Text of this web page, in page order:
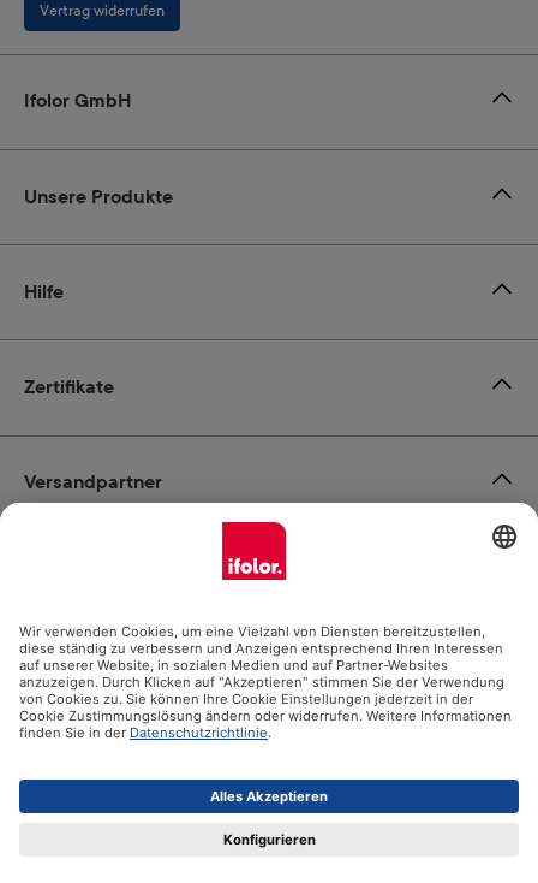
Zertifikate
Vertrag widerrufen
Ifolor GmbH
Unsere Produkte
Hilfe
Zahlungsmöglichkeiten
Social Media
Versandpartner
Alle Preise inkl. gesetzl. Mehrwertsteuer zzgl.
und ggf. Nachnahmegebühren, wenn nicht anders angegeben.